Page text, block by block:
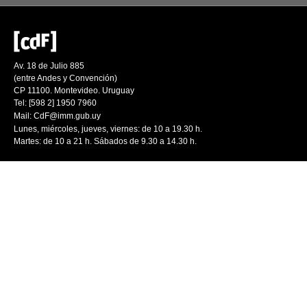
Av. 18 de Julio 885
(entre Andes y Convención)
CP 11100. Montevideo. Uruguay
Tel: [598 2] 1950 7960
Mail: CdF@imm.gub.uy
Lunes, miércoles, jueves, viernes: de 10 a 19.30 h.
Martes: de 10 a 21 h. Sábados de 9.30 a 14.30 h.